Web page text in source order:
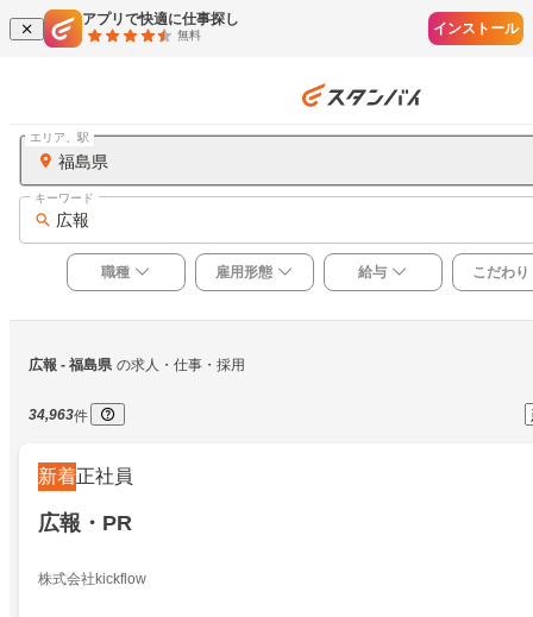
アプリで快適に仕事探し
無料 インストール
福島県
エリア、駅
広報
キーワード
職種 雇用形態 給与 こだわり
広報 - 福島県 の求人・仕事・採用
34,963件
新着正社員
広報・PR
株式会社kickflow